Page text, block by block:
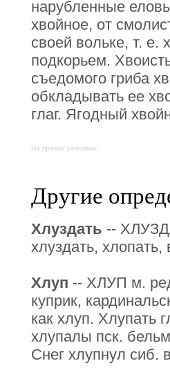
нарубленные
хвойное, от
своей вольке, т. е.
подкорьем.
съедомого гриба
обкладывать ее
глаг. Ягодный
На правах рекламы:
Другие
Хлуздать --
хлуздать,
Хлуп -- ХЛУП м.
куприк,
как хлуп. Хлупать
хлупалы пск.
Снег хлупнул сиб.